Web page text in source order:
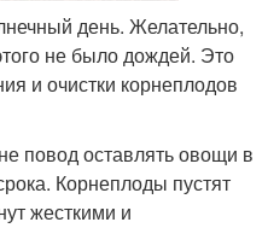
день. Желательно,
не было дождей. Это
и очистки корнеплодов
повод оставлять овощи в
Корнеплоды пустят
жесткими и